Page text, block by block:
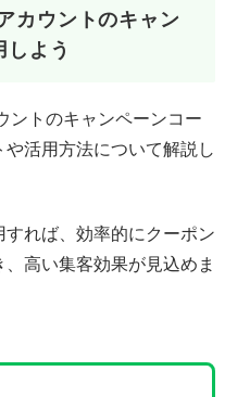
カウントのキャン
しよう
ントのキャンペーンコー
や活用方法について解説し
れば、効率的にクーポン
高い集客効果が見込めま